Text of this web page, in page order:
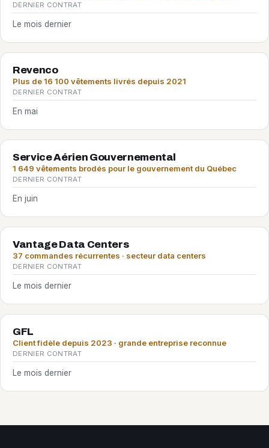
DERNIER CONTRAT
Le mois dernier
Revenco
Plus de 16 100 vêtements livrés depuis 2021
DERNIER CONTRAT
En mai
Service Aérien Gouvernemental
1 649 vêtements brodés pour le gouvernement du Québec
DERNIER CONTRAT
En juin
Vantage Data Centers
37 commandes récurrentes · secteur data centers
DERNIER CONTRAT
Le mois dernier
GFL
Client fidèle depuis 2023 · grande entreprise reconnue
DERNIER CONTRAT
Le mois dernier